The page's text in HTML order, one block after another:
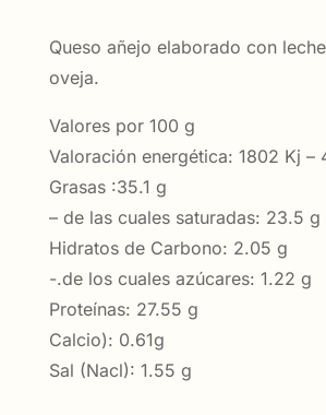
Queso añejo elaborado con
oveja.
Valores por 100 g
Valoración energética: 1802 Kj –
Grasas :35.1 g
– de las cuales saturadas: 23.5 g
Hidratos de Carbono: 2.05 g
-.de los cuales azúcares: 1.22 g
Proteínas: 27.55 g
Calcio): 0.61g
Sal (Nacl): 1.55 g